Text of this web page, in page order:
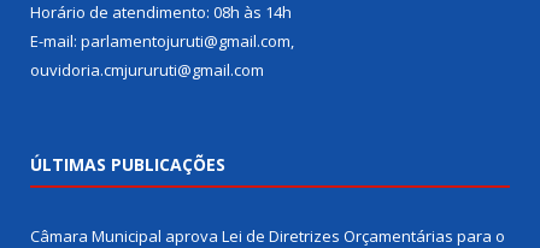
Horário de atendimento: 08h às 14h
E-mail: parlamentojuruti@gmail.com,
ouvidoria.cmjururuti@gmail.com
ÚLTIMAS PUBLICAÇÕES
Câmara Municipal aprova Lei de Diretrizes Orçamentárias para o